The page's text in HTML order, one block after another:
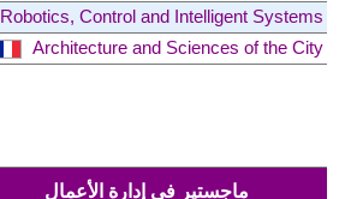
Robotics, Control and Intelligent Systems
Architecture and Sciences of the City
ماجستير في إدارة الأعمال